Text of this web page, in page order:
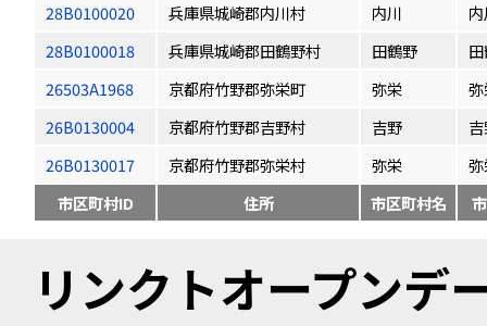
28B0100020
兵庫県城崎郡内川村 内川
28B0100018
兵庫県城崎郡田鶴野村 田鶴野
26503A1968
京都府竹野郡弥栄町 弥栄
26B0130004
京都府竹野郡吉野村 吉野
26B0130017
京都府竹野郡弥栄村 弥栄
市区町村ID
住所 市区町村名
リンクトオープン